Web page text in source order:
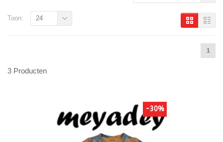
1
Toon: 24
3 Producten
-30%